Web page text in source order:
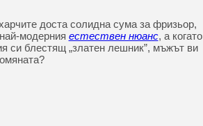
доста солидна сума за фризьор,
модерния естествен нюанс, а когато
си блестящ „златен лешник”, мъжът ви